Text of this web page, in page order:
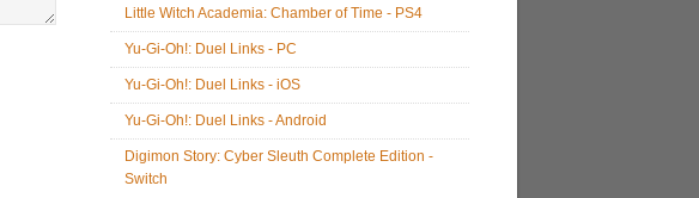
Little Witch Academia: Chamber of Time - PS4
Yu-Gi-Oh!: Duel Links - PC
Yu-Gi-Oh!: Duel Links - iOS
Yu-Gi-Oh!: Duel Links - Android
Digimon Story: Cyber Sleuth Complete Edition -
Switch